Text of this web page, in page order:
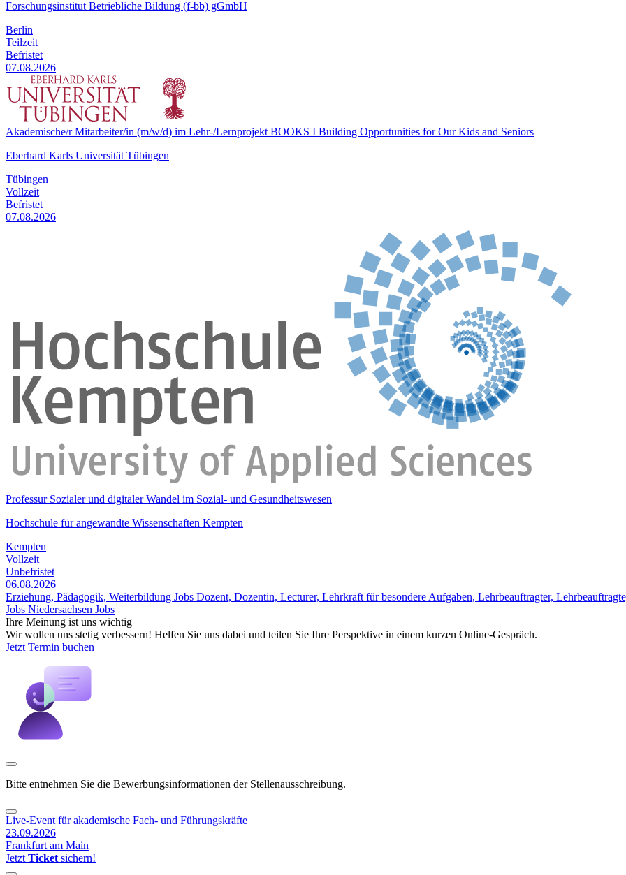
Forschungsinstitut Betriebliche Bildung (f-bb) gGmbH
Berlin
Teilzeit
Befristet
07.08.2026
Akademische/r Mitarbeiter/in (m/w/d) im Lehr-/Lernprojekt BOOKS I Building Opportunities for Our Kids and Seniors
Eberhard Karls Universität Tübingen
Tübingen
Vollzeit
Befristet
07.08.2026
Professur Sozialer und digitaler Wandel im Sozial- und Gesundheitswesen
Hochschule für angewandte Wissenschaften Kempten
Kempten
Vollzeit
Unbefristet
06.08.2026
Erziehung, Pädagogik, Weiterbildung Jobs Dozent, Dozentin, Lecturer, Lehrkraft für besondere Aufgaben, Lehrbeauftragter,
Jobs Niedersachsen Jobs
Ihre Meinung ist uns wichtig
Wir wollen uns stetig verbessern! Helfen Sie uns dabei und teilen Sie Ihre Perspektive in einem kurzen Online-Gespräch.
Jetzt Termin buchen
Bitte entnehmen Sie die Bewerbungsinformationen der Stellenausschreibung.
Live-Event für akademische Fach- und Führungskräfte
23.09.2026
Frankfurt am Main
Jetzt Ticket sichern!